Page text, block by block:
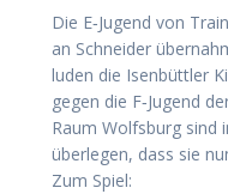
Die E‑Jugend von
an Schnei­der
luden die Isen­bütt­ler
gegen die F‑Jugend
Raum Wolfs­burg sind
über­le­gen, dass sie
Zum Spiel: